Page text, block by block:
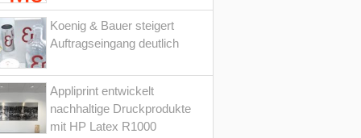
Koenig & Bauer steigert
Auftragseingang deutlich
Appliprint entwickelt
nachhaltige Druckprodukte
mit HP Latex R1000